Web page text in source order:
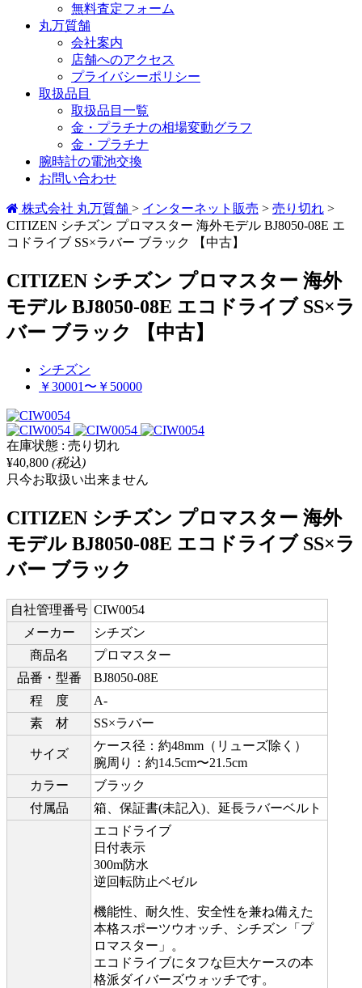
無料査定フォーム
丸万質舗
会社案内
店舗へのアクセス
プライバシーポリシー
取扱品目
取扱品目一覧
金・プラチナの相場変動グラフ
金・プラチナ
腕時計の電池交換
お問い合わせ
株式会社 丸万質舗 > インターネット販売 > 売り切れ >
CITIZEN シチズン プロマスター 海外モデル BJ8050-08E エ
コドライブ SS×ラバー ブラック 【中古】
CITIZEN シチズン プロマスター 海外
モデル BJ8050-08E エコドライブ SS×ラ
バー ブラック 【中古】
シチズン
￥30001〜￥50000
在庫状態 : 売り切れ
¥40,800 (税込)
只今お取扱い出来ません
CITIZEN シチズン プロマスター 海外
モデル BJ8050-08E エコドライブ SS×ラ
バー ブラック
自社管理番号 CIW0054
メーカー
シチズン
商品名
プロマスター
品番・型番
BJ8050-08E
程 度
A-
素 材
SS×ラバー
サイズ
ケース径：約48mm（リューズ除く）
腕周り：約14.5cm〜21.5cm
カラー
ブラック
付属品
箱、保証書(未記入)、延長ラバーベルト
エコドライブ
日付表示
300m防水
逆回転防止ベゼル
機能性、耐久性、安全性を兼ね備えた
本格スポーツウオッチ、シチズン「プ
ロマスター」。
エコドライブにタフな巨大ケースの本
格派ダイバーズウォッチです。